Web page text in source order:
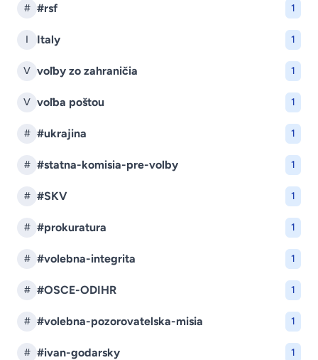
# #rsf 1
I Italy 1
V voľby zo zahraničia 1
V voľba poštou 1
# #ukrajina 1
# #statna-komisia-pre-volby 1
# #SKV 1
# #prokuratura 1
# #volebna-integrita 1
# #OSCE-ODIHR 1
# #volebna-pozorovatelska-misia 1
# #ivan-godarsky 1